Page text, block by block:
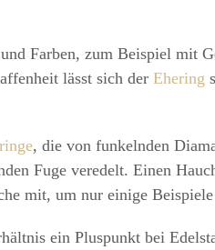
Farben, zum Beispiel mit
lässt sich der Ehering
, die von funkelnden
Fuge veredelt. Einen
mit, um nur einige
ein Pluspunkt bei